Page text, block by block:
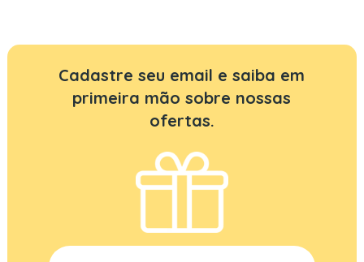
Cadastre seu email e saiba em
primeira mão sobre nossas
ofertas.